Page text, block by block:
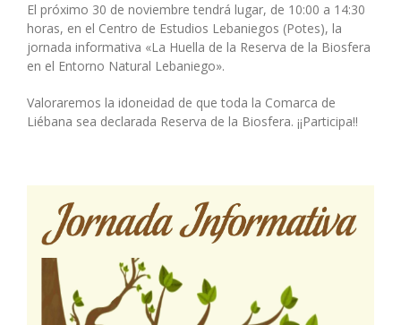
El próximo 30 de noviembre tendrá lugar, de 10:00 a 14:30
horas, en el Centro de Estudios Lebaniegos (Potes), la
jornada informativa «La Huella de la Reserva de la Biosfera
en el Entorno Natural Lebaniego».
Valoraremos la idoneidad de que toda la Comarca de
Liébana sea declarada Reserva de la Biosfera. ¡¡Participa!!